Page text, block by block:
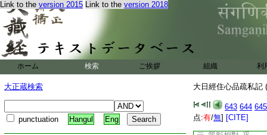
Link to the version 2015 Link to the version 2018
ホーム 検索 ご挨拶 組織 利
大正蔵検索
punctuation Hangul Eng
大日經住心品疏私記
643 644 645
点:有/無] [CITE]
者。彼二光無體。由
二光非二無體 。由
體體無二者。由
此
體而無 有 レ二 文
也
何以故下。釋二 非有
非有義
然有下釋二而有義 一
有而非有等上。者。
。總明
依他起